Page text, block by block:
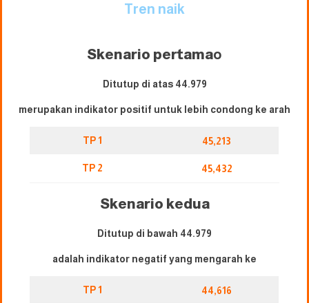
Tren naik
Skenario pertamao
Ditutup di atas 44.979
merupakan indikator positif untuk lebih condong ke arah
TP 1 45,213
TP 2 45,432
Skenario kedua
Ditutup di bawah 44.979
adalah indikator negatif yang mengarah ke
TP 1 44,616